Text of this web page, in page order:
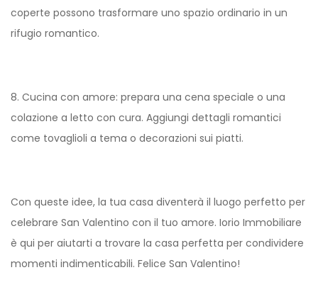
coperte possono trasformare uno spazio ordinario in un
rifugio romantico.
8. Cucina con amore: prepara una cena speciale o una
colazione a letto con cura. Aggiungi dettagli romantici
come tovaglioli a tema o decorazioni sui piatti.
Con queste idee, la tua casa diventerà il luogo perfetto per
celebrare San Valentino con il tuo amore. Iorio Immobiliare
è qui per aiutarti a trovare la casa perfetta per condividere
momenti indimenticabili. Felice San Valentino!